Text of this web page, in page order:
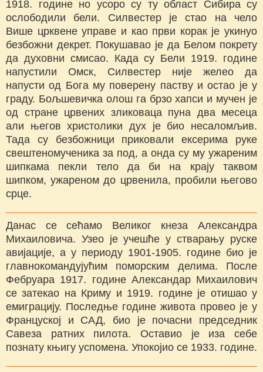
1918. године но усоро су ту област Сибира су
ослободили бели. Силвестер је стао на чело
Више црквене управе и као први корак је укинуо
безбожни декрет. Покушавао је да Белом покрету
да духовни смисао. Када су Бели 1919. године
напустили Омск, Силвестер није желео да
напусти од Бога му поверену паству и остао је у
граду. Бољшевичка олош га брзо хапси и мучен је
од стране црвених зликоваца пуна два месеца
али његов христолики дух је био несаломљив.
Тада су безбожници приковали ексерима руке
свештеномученика за под, а онда су му ужареним
шипкама пекли тело да би на крају таквом
шипком, ужареном до црвенила, пробили његово
срце.
Данас се сећамо Великог кнеза Александра
Михаиловича. Узео је учешће у стварању руске
авијације, а у периоду 1901-1905. године био је
главнокомандујућим поморским делима. После
Фебруара 1917. године Александар Михаилович
се затекао на Криму и 1919. године је отишао у
емиграцију. Последње године живота провео је у
Француској и САД, био је почасни председник
Савеза ратних пилота. Оставио је иза себе
познату књигу успомена. Упокојио се 1933. године.